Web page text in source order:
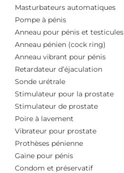
Masturbateurs automatiques
Pompe à pénis
Anneau pour pénis et testicules
Anneau pénien (cock ring)
Anneau vibrant pour pénis
Retardateur d’éjaculation
Sonde urétrale
Stimulateur pour la prostate
Stimulateur de prostate
Poire à lavement
Vibrateur pour prostate
Prothèses pénienne
Gaine pour pénis
Condom et préservatif